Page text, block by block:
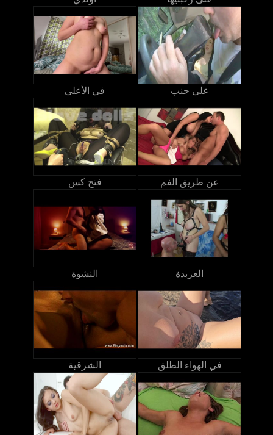
في الأعلى على جنب
فتح كس عن طريق الفم
النشوة العربدة
الشرقية في الهواء الطلق